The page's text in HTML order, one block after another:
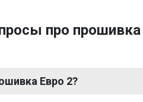
про
Евро 2?